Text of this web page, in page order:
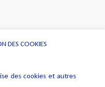
DES COOKIES
des cookies et autres